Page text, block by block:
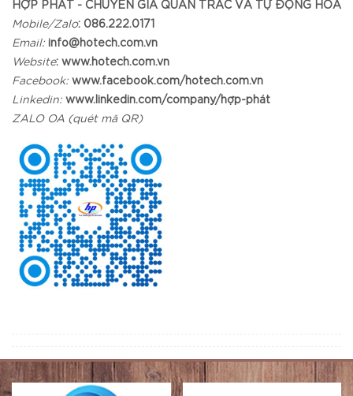
HỢP PHÁT - CHUYÊN GIA QUAN TRẮC VÀ TỰ ĐỘNG HOÁ
Mobile/Zalo: 086.222.0171
Email: info@hotech.com.vn
Website: www.hotech.com.vn
Facebook: www.facebook.com/hotech.com.vn
Linkedin: www.linkedin.com/company/hợp-phát
ZALO OA (quét mã QR)